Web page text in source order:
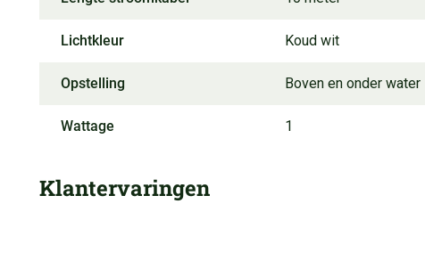
Lichtkleur Koud wit
Opstelling Boven en onder water
Wattage 1
Klantervaringen